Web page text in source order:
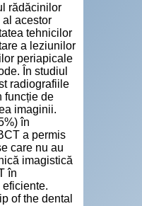
rădăcinilor
acestor
tehnicilor
a leziunilor
periapicale
În studiul
radiografiile
funcție de
imaginii.
în
a permis
care nu au
imagistică
în
of the dental